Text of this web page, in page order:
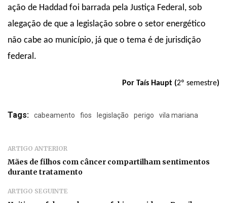
ação de Haddad foi barrada pela Justiça Federal, sob
alegação de que a legislação sobre o setor energético
não cabe ao município, já que o tema é de jurisdição
federal.
Por Taís Haupt (2º semestre)
Tags: cabeamento fios legislação perigo vila mariana
ARTIGO ANTERIOR
Mães de filhos com câncer compartilham sentimentos
durante tratamento
ARTIGO SEGUINTE